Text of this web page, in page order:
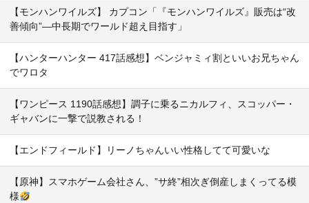
【モンハンワイルズ】 カプコン「『モンハンワイルズ』販売は“改
善傾向”―中長期でワールド超え目指す」
【ハンターハンター 417話感想】ベンジャミィ割といいお兄ちゃん
でワロタ
【ワンピース 1190話感想】調子に乗るニカルフィ、スコッパー・
ギャバンに一撃で説教される！
【エンドフィールド】リーノちゃんいい性格してて可愛いな
【原神】スマホゲーム会社さん、”サ終”相次ぎ倒産しまくってる模
様